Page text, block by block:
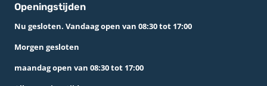
Openingstijden
Nu gesloten. Vandaag open van 08:30 tot 17:00
Morgen gesloten
maandag open van 08:30 tot 17:00